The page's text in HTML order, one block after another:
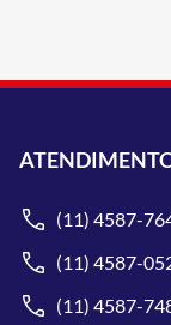
(11) 4587-
(11) 4587-
(11) 4587-